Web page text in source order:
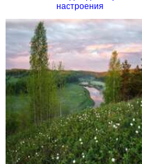
настроения